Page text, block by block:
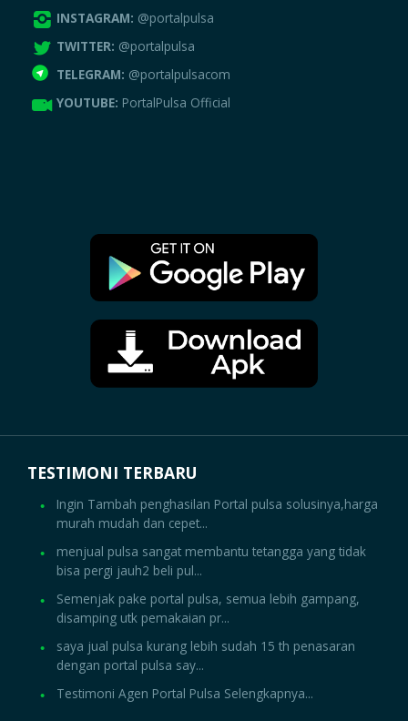
INSTAGRAM: @portalpulsa
TWITTER: @portalpulsa
TELEGRAM: @portalpulsacom
YOUTUBE: PortalPulsa Official
TESTIMONI TERBARU
Ingin Tambah penghasilan Portal pulsa solusinya,harga
murah mudah dan cepet...
menjual pulsa sangat membantu tetangga yang tidak
bisa pergi jauh2 beli pul...
Semenjak pake portal pulsa, semua lebih gampang,
disamping utk pemakaian pr...
saya jual pulsa kurang lebih sudah 15 th penasaran
dengan portal pulsa say...
Testimoni Agen Portal Pulsa Selengkapnya...